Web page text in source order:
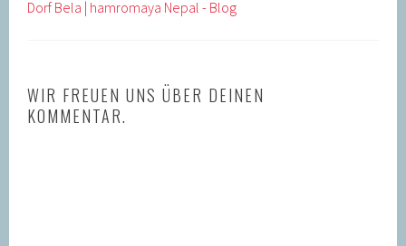
Dorf Bela | hamromaya Nepal - Blog
WIR FREUEN UNS ÜBER DEINEN
KOMMENTAR.